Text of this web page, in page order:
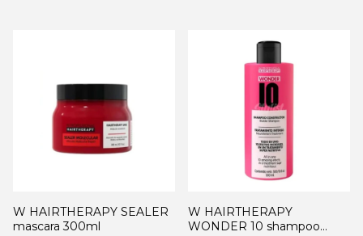
W HAIRTHERAPY SEALER
mascara 300ml
W HAIRTHERAPY
WONDER 10 shampoo